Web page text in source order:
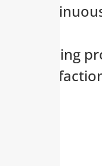
keeping